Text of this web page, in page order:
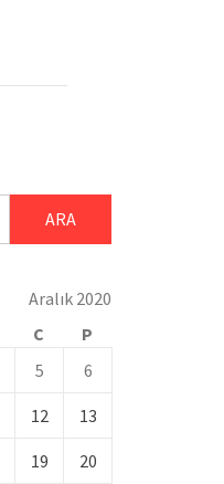
Aralık 2020
C
P
5 6
12 13
19 20